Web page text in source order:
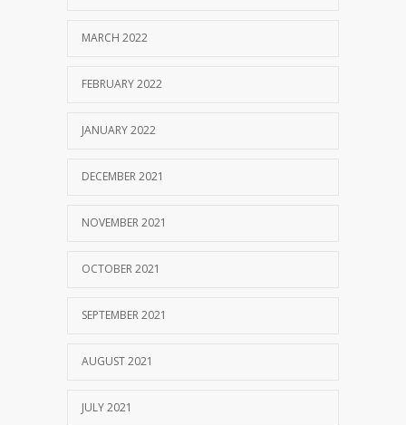
MARCH 2022
FEBRUARY 2022
JANUARY 2022
DECEMBER 2021
NOVEMBER 2021
OCTOBER 2021
SEPTEMBER 2021
AUGUST 2021
JULY 2021